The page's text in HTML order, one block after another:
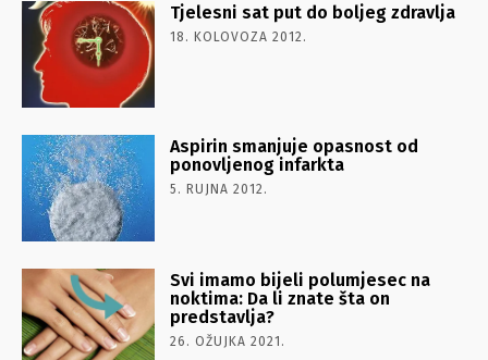
Tjelesni sat put do boljeg zdravlja
18. KOLOVOZA 2012.
Aspirin smanjuje opasnost od
ponovljenog infarkta
5. RUJNA 2012.
Svi imamo bijeli polumjesec na
noktima: Da li znate šta on
predstavlja?
26. OŽUJKA 2021.